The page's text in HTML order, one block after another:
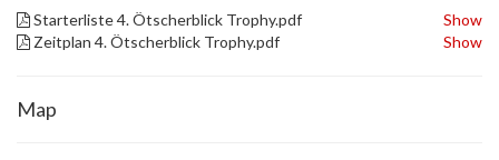
Starterliste 4. Ötscherblick Trophy.pdf
Show
Zeitplan 4. Ötscherblick Trophy.pdf
Show
Map